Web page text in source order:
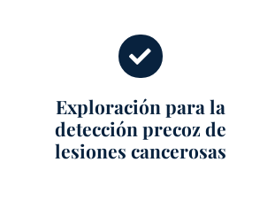
Exploración para la
detección precoz de
lesiones cancerosas